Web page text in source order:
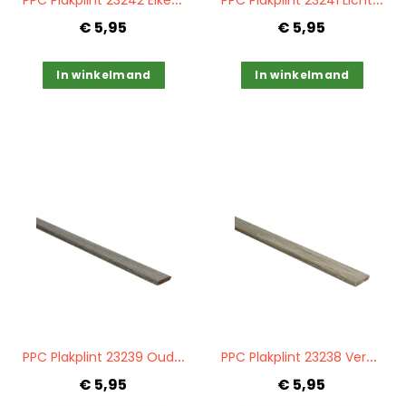
€ 5,95
In winkelmand
€ 5,95
In winkelmand
P
PC Plakplint 23239 Oud eiken bruingrijs
€ 5,95
P
PC Plakplint 23238 Verouderd eiken naturel
€ 5,95